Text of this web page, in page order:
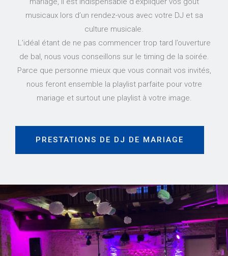
musicaux lors d’un rendez-vous avec votre DJ et sa
culture musicale.
L’idéal étant de ne pas commencer trop tard l’ouverture
de bal, nous vous conseillons sur le timing de la soirée.
Parce que personne mieux que vous connait vos invités,
nous feront ensemble la playlist parfaite pour votre
mariage et surtout une playlist à votre image.
PRESTATIONS DE DJ DE MARIAGE